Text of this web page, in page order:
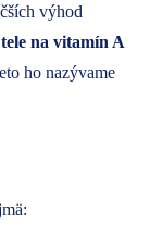
výhod
na vitamín A
ho nazývame